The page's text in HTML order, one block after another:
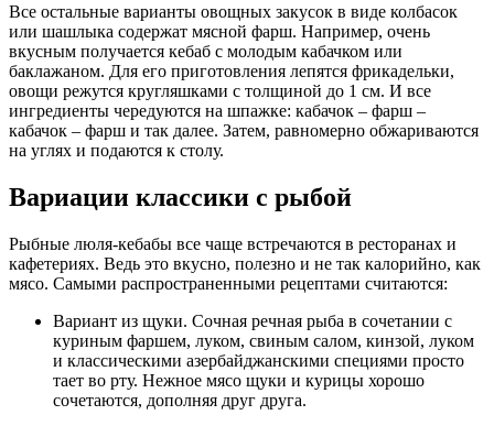
Все остальные варианты овощных закусок в виде колбасок
или шашлыка содержат мясной фарш. Например, очень
вкусным получается кебаб с молодым кабачком или
баклажаном. Для его приготовления лепятся фрикадельки,
овощи режутся кругляшками с толщиной до 1 см. И все
ингредиенты чередуются на шпажке: кабачок – фарш –
кабачок – фарш и так далее. Затем, равномерно обжариваются
на углях и подаются к столу.
Вариации классики с рыбой
Рыбные люля-кебабы все чаще встречаются в ресторанах и
кафетериях. Ведь это вкусно, полезно и не так калорийно, как
мясо. Самыми распространенными рецептами считаются:
Вариант из щуки. Сочная речная рыба в сочетании с
куриным фаршем, луком, свиным салом, кинзой, луком
и классическими азербайджанскими специями просто
тает во рту. Нежное мясо щуки и курицы хорошо
сочетаются, дополняя друг друга.